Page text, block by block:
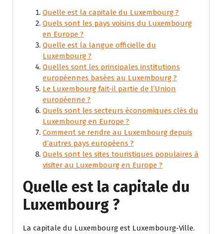
Quelle est la capitale du Luxembourg ?
Quels sont les pays voisins du Luxembourg
en Europe ?
Quelle est la langue officielle du
Luxembourg ?
Quelles sont les principales institutions
européennes basées au Luxembourg ?
Le Luxembourg fait-il partie de l’Union
européenne ?
Quels sont les secteurs économiques clés du
Luxembourg en Europe ?
Comment se rendre au Luxembourg depuis
d’autres pays européens ?
Quels sont les sites touristiques populaires à
visiter au Luxembourg en Europe ?
Quelle est la capitale du
Luxembourg ?
La capitale du Luxembourg est Luxembourg-Ville.